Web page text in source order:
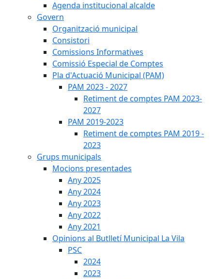
Agenda institucional alcalde
Govern
Organització municipal
Consistori
Comissions Informatives
Comissió Especial de Comptes
Pla d'Actuació Municipal (PAM)
PAM 2023 - 2027
Retiment de comptes PAM 2023-
2027
PAM 2019-2023
Retiment de comptes PAM 2019 -
2023
Grups municipals
Mocions presentades
Any 2025
Any 2024
Any 2023
Any 2022
Any 2021
Opinions al Butlletí Municipal La Vila
PSC
2024
2023